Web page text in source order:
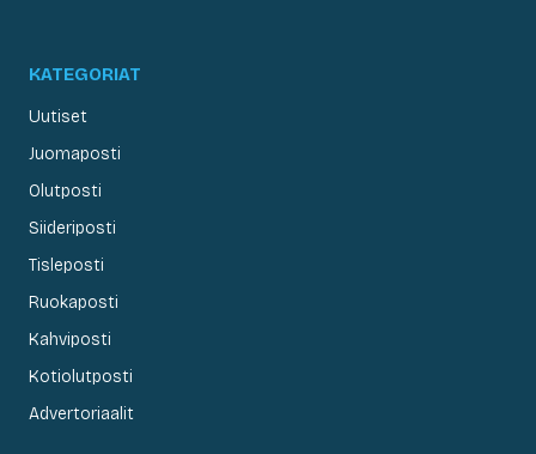
KATEGORIAT
Uutiset
Juomaposti
Olutposti
Siideriposti
Tisleposti
Ruokaposti
Kahviposti
Kotiolutposti
Advertoriaalit